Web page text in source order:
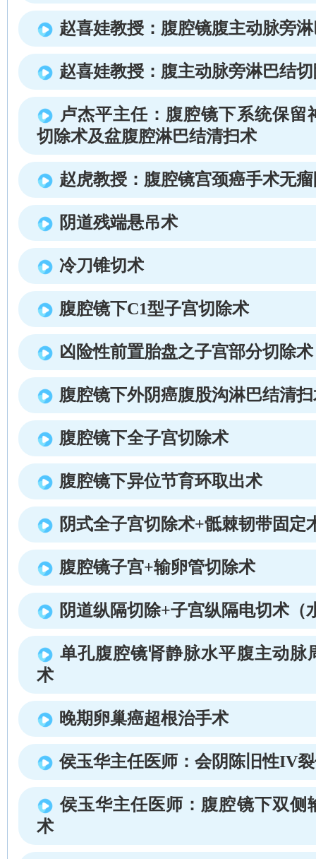
赵喜娃教授：腹腔镜腹主动脉旁
赵喜娃教授：腹主动脉旁淋巴结
卢杰平主任：腹腔镜下系统保留
切除术及盆腹腔淋巴结清扫术
赵虎教授：腹腔镜宫颈癌手术无
阴道残端悬吊术
冷刀锥切术
腹腔镜下C1型子宫切除术
凶险性前置胎盘之子宫部分切除术
腹腔镜下外阴癌腹股沟淋巴结清
腹腔镜下全子宫切除术
腹腔镜下异位节育环取出术
阴式全子宫切除术+骶棘韧带固定
腹腔镜子宫+输卵管切除术
阴道纵隔切除+子宫纵隔电切术（
单孔腹腔镜肾静脉水平腹主动脉
术
晚期卵巢癌超根治手术
侯玉华主任医师：会阴陈旧性IV
侯玉华主任医师：腹腔镜下双侧
术